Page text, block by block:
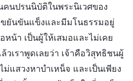
คนปรนนิบัติในพระนิเวศของ
ขยันขันแข็งและมีมโนธรรมอยู่
หน้า เป็นผู้ให้เสมอและไม่เคย
วเราพูดเลยว่า เจ้าคือวิสุทธิชนผู้
ม่แสวงหาบำเหน็จ และเป็นเพียง